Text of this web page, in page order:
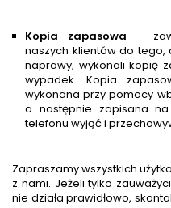
Kopia zapasowa –
naszych klientów do tego,
naprawy, wykonali kopię
wypadek. Kopia
wykonana przy pomocy
a następnie zapisana
telefonu wyjąć i
Zapraszamy wszystkich
z nami. Jeżeli tylko
nie działa prawidłowo,